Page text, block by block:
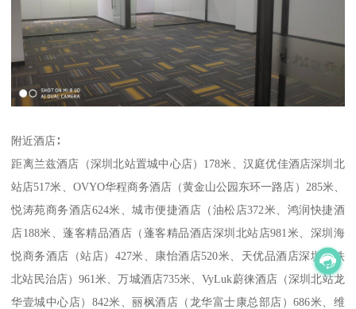
附近酒店∶
距离兰兹酒店（深圳北站置城中心店）178米、汉庭优佳酒店深圳北
站店517米、OVYO华程商务酒店（黄金山公园东环一路店）285米、
悦涛苑商务酒店624米、城市便捷酒店（油松店372米、鸿润快捷酒
店188米、蓬客精品酒店（蓬客精品酒店深圳北站店981米、深圳海
悦商务酒店（站店）427米、康怡酒店520米、天优品酒店深圳高铁
北站民治店）961米、万城酒店735米、VyLuk蔚徕酒店（深圳北站龙
华壹城中心店）842米、丽枫酒店（龙华富士康总部店）686米、维